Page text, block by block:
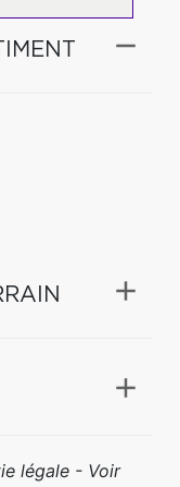
légale - Voir